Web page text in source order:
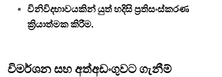
විනිවිදභාවයකින් යුත් හදිසි ප්‍රතිසංස්කරණ
ක්‍රියාත්මක කිරීම.
විමර්ශන සහ අත්අඩංගුවට ගැනීම්